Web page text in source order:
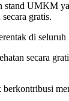
UMKM
gratis.
di
secara